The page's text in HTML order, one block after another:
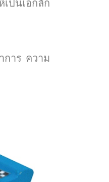
ป็นเอกลัก
การ ความ